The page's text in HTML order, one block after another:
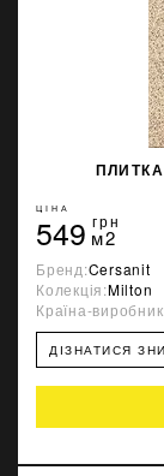
ПЛИТКА
ЦІНА
549 грн
м2
Бренд:Cersanit
Колекція:Milton
Країна-
ДІЗНАТИСЯ